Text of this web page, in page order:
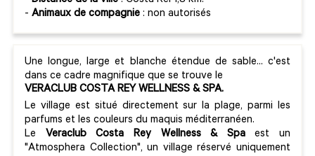
- Animaux de compagnie : non autorisés
Une longue, large et blanche étendue de sable... c'est
dans ce cadre magnifique que se trouve le
VERACLUB COSTA REY WELLNESS & SPA.
Le village est situé directement sur la plage, parmi les
parfums et les couleurs du maquis méditerranéen.
Le Veraclub Costa Rey Wellness & Spaest un
"Atmosphera Collection", un village réservé uniquement